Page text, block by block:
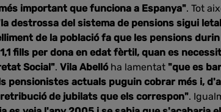
important que funciona a Espanya". Tot
destrossa del sistema de pensions sigui
de la població fa que les pensions
fills per dona en edat fèrtil, quan es
Social". Vila Abelló ha lamentat "que es
pensionistes actuals puguin cobrar més i,
de jubilats que els correspon".